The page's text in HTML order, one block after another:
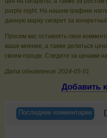
purple night. На нашем графике
данную марку сигарет за
Просим вас оставлять свои
ваше мнение, а также делиться
своем городе. Следите за ценами
Дата обновления: 2024-05-01
Добавить
Последние комментарии